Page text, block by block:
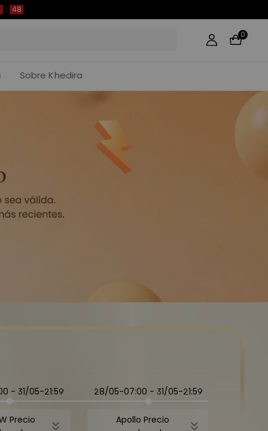
: 47
0
Sobre Khedira
- 31/05-21:59
Precio
28/05-07:00 - 31/05-21:59
Apollo Precio